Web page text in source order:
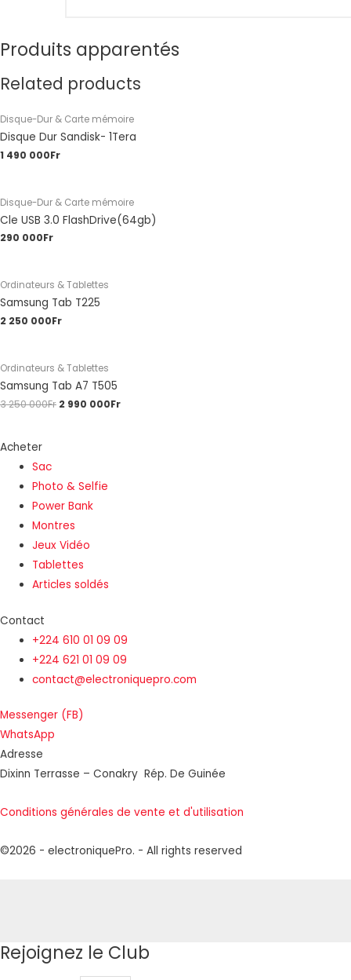
Produits apparentés
Related products
Disque-Dur & Carte mémoire
Disque Dur Sandisk- 1Tera
1 490 000Fr
Disque-Dur & Carte mémoire
Cle USB 3.0 FlashDrive(64gb)
290 000Fr
Ordinateurs & Tablettes
Samsung Tab T225
2 250 000Fr
Ordinateurs & Tablettes
Samsung Tab A7 T505
3 250 000Fr 2 990 000Fr
Acheter
Sac
Photo & Selfie
Power Bank
Montres
Jeux Vidéo
Tablettes
Articles soldés
Contact
+224 610 01 09 09
+224 621 01 09 09
contact@electroniquepro.com
Messenger (FB)
WhatsApp
Adresse
Dixinn Terrasse – Conakry Rép. De Guinée
Conditions générales de vente et d'utilisation
©2026 - electroniquePro. - All rights reserved
Rejoignez le Club